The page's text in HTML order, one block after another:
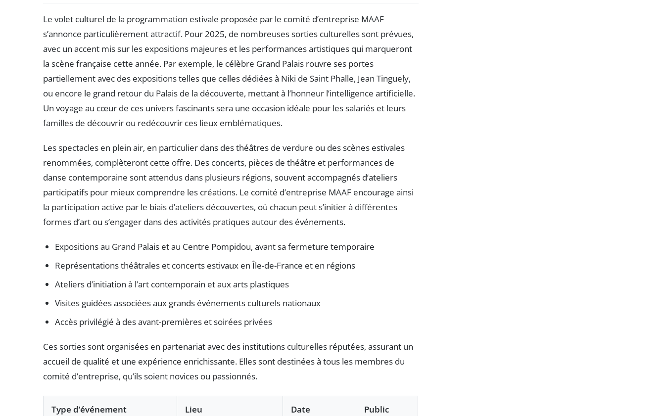
Le volet culturel de la programmation estivale proposée par le comité d’entreprise MAAF
s’annonce particulièrement attractif. Pour 2025, de nombreuses sorties culturelles sont prévues,
avec un accent mis sur les expositions majeures et les performances artistiques qui marqueront
la scène française cette année. Par exemple, le célèbre Grand Palais rouvre ses portes
partiellement avec des expositions telles que celles dédiées à Niki de Saint Phalle, Jean Tinguely,
ou encore le grand retour du Palais de la découverte, mettant à l’honneur l’intelligence artificielle.
Un voyage au cœur de ces univers fascinants sera une occasion idéale pour les salariés et leurs
familles de découvrir ou redécouvrir ces lieux emblématiques.
Les spectacles en plein air, en particulier dans des théâtres de verdure ou des scènes estivales
renommées, complèteront cette offre. Des concerts, pièces de théâtre et performances de
danse contemporaine sont attendus dans plusieurs régions, souvent accompagnés d’ateliers
participatifs pour mieux comprendre les créations. Le comité d’entreprise MAAF encourage ainsi
la participation active par le biais d’ateliers découvertes, où chacun peut s’initier à différentes
formes d’art ou s’engager dans des activités pratiques autour des événements.
Expositions au Grand Palais et au Centre Pompidou, avant sa fermeture temporaire
Représentations théâtrales et concerts estivaux en Île-de-France et en régions
Ateliers d’initiation à l’art contemporain et aux arts plastiques
Visites guidées associées aux grands événements culturels nationaux
Accès privilégié à des avant-premières et soirées privées
Ces sorties sont organisées en partenariat avec des institutions culturelles réputées, assurant un
accueil de qualité et une expérience enrichissante. Elles sont destinées à tous les membres du
comité d’entreprise, qu’ils soient novices ou passionnés.
Type d’événement Lieu Date Public